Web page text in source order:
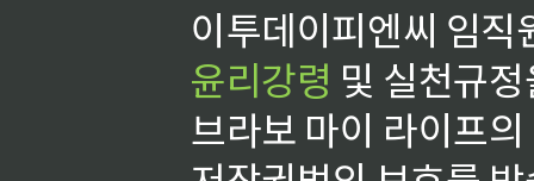
이투데이피엔씨 임
윤리강령 및 실천규
브라보 마이 라이프